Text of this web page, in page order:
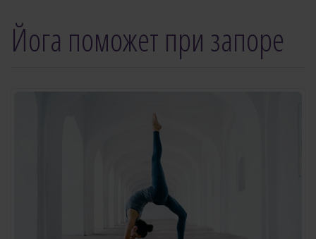
Йога поможет при запоре